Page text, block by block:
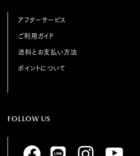
アフターサービス
ご利用ガイド
送料とお支払い方法
ポイントについて
FOLLOW US